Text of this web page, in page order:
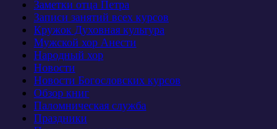
Заметки отца Петра
Записи занятий всех курсов
Кружок Духовная культура
Мужской хор Анести
Народный хор
Новости
Новости Богословских курсов
Обзор книг
Паломническая служба
Праздники